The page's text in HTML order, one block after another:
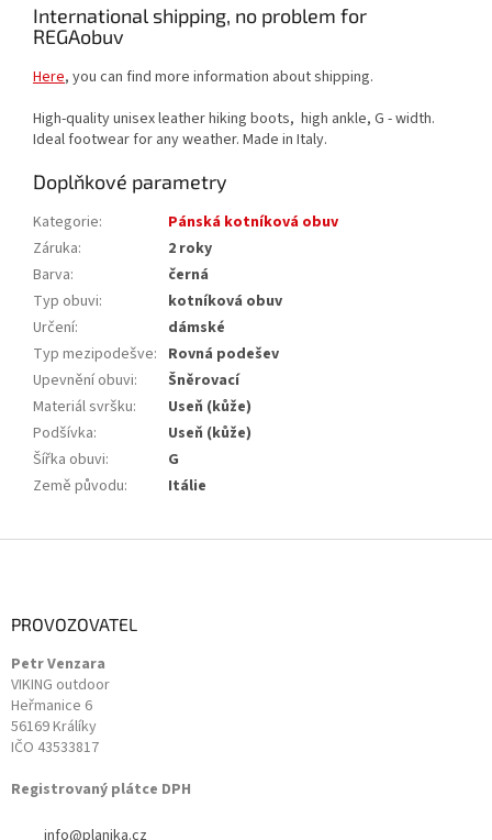
International shipping, no problem for
REGAobuv
Here, you can find more information about shipping.
High-quality unisex leather hiking boots, high ankle, G - width.
Ideal footwear for any weather. Made in Italy.
Doplňkové parametry
Kategorie:
Pánská kotníková obuv
Záruka:
2 roky
Barva:
černá
Typ obuvi:
kotníková obuv
Určení:
dámské
Typ mezipodešve: Rovná podešev
Upevnění obuvi:
Šněrovací
Materiál svršku:
Useň (kůže)
Podšívka:
Useň (kůže)
Šířka obuvi:
G
Země původu: Itálie
PROVOZOVATEL
Petr Venzara
VIKING outdoor
Heřmanice 6
56169 Králíky
IČO 43533817
Registrovaný plátce DPH